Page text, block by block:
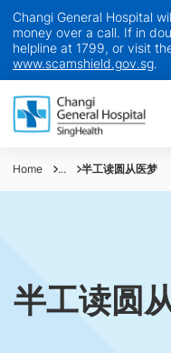
Changi General Hospital
money over a call. If in
helpline at 1799, or visit
www.scamshield.gov.sg.
Home ... 半工读圆从医梦
半工读圆